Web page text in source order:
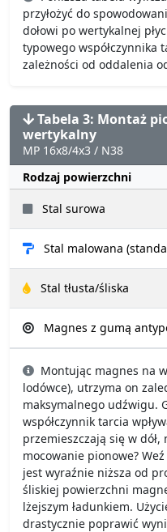
przyłożyć do
dołowi po wertykalnej
typowego współczynnika
zależności od oddalenia
Tabela 3: Montaż
wertykalny
MP 16x8/4x3 / N38
Rodzaj powierzchni
Stal surowa
Stal malowana
Stal tłusta/śliska
Magnes z gumą
Montując magnes na
lodówce), utrzyma on
maksymalnego udźwigu.
współczynnik tarcia
przemieszczają się w
mocowanie pionowe?
jest wyraźnie niższa od
śliskiej powierzchni
lżejszym ładunkiem.
drastycznie poprawić